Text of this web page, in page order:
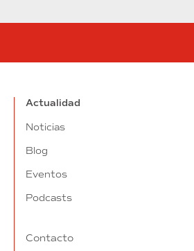
Actualidad
Noticias
Blog
Eventos
Podcasts
Contacto